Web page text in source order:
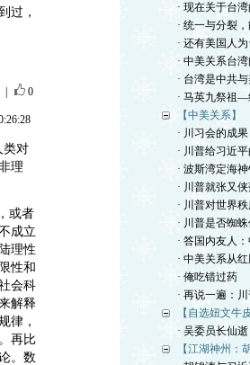
过，
0
类对
理
或者
成立
理性
性和
会科
解释
律，
再比
。数
· 现在关于台
· 统一与分裂
· 还有美国人
· 中美关系台
· 台湾是中共
· 马英九祭祖
【中美关系】
· 川习会的成
· 川普给习近
· 波斯湾定海
· 川普就张又
· 川普对世界
· 川普是否蜘蛛
· 答国内友人
· 中美关系从
· 俺吃错过药
· 再说一遍：
【自选妞文牛
· 吴委员长仙
【江湖神州：